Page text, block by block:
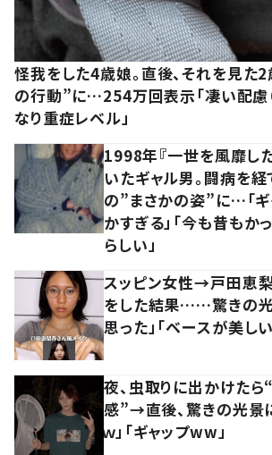
怪我をした4歳娘。直後、それを見た
の行動”に…254万回表示「凄い配慮（
なり重症レベル」
1998年『一世を風靡し
いたギャル男。闘病を
の”まさかの姿”に…「ギャ
かすぎる」「今も昔もか
らしい」
スッピン女性→戸田恵
をした結果……驚きの光
思った」「ベースが美しい
夜、虫取りに出かけた
感”→直後、驚きの光景
ｗ」「ギャップww」